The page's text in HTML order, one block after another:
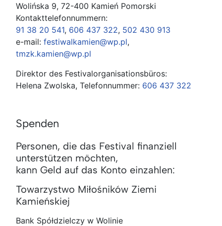
Wolińska 9, 72-400 Kamień Pomorski
Kontakttelefonnummern:
91 38 20 541, 606 437 322, 502 430 913
e-mail: festiwalkamien@wp.pl,
tmzk.kamien@wp.pl
Direktor des Festivalorganisationsbüros:
Helena Zwolska, Telefonnummer: 606 437 322
Spenden
Personen, die das Festival finanziell
unterstützen möchten,
kann Geld auf das Konto einzahlen:
Towarzystwo Miłośników Ziemi
Kamieńskiej
Bank Spółdzielczy w Wolinie